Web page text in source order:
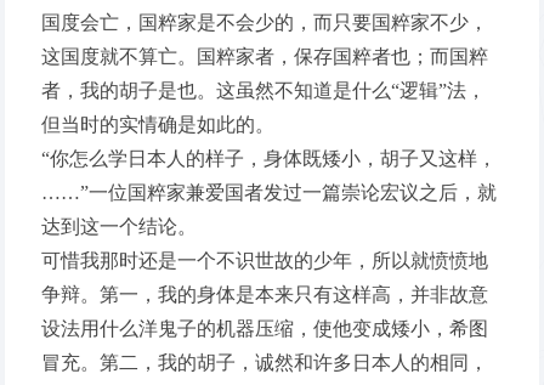
国度会亡，国粹家是不会少的，而只要国粹家不少，
这国度就不算亡。国粹家者，保存国粹者也；而国粹
者，我的胡子是也。这虽然不知道是什么“逻辑”法，
但当时的实情确是如此的。
“你怎么学日本人的样子，身体既矮小，胡子又这样，
……”一位国粹家兼爱国者发过一篇崇论宏议之后，就
达到这一个结论。
可惜我那时还是一个不识世故的少年，所以就愤愤地
争辩。第一，我的身体是本来只有这样高，并非故意
设法用什么洋鬼子的机器压缩，使他变成矮小，希图
冒充。第二，我的胡子，诚然和许多日本人的相同，